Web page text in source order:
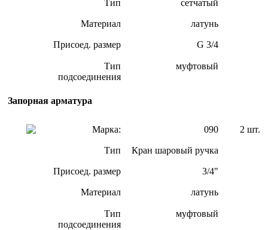
Тип сетчатый
Материал латунь
Присоед. размер G 3/4
Тип
подсоединения
муфтовый
Запорная арматура
Марка: 090 2 шт.
Тип Кран шаровый ручка
Присоед. размер 3/4″
Материал латунь
Тип
подсоединения
муфтовый